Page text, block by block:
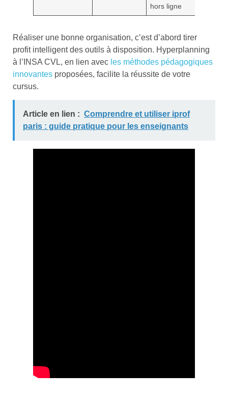
hors ligne
Réaliser une bonne organisation, c’est d’abord tirer
profit intelligent des outils à disposition. Hyperplanning
à l’INSA CVL, en lien avec les méthodes pédagogiques
innovantes proposées, facilite la réussite de votre
cursus.
Article en lien : Comprendre et utiliser iprof
paris : guide pratique pour les enseignants